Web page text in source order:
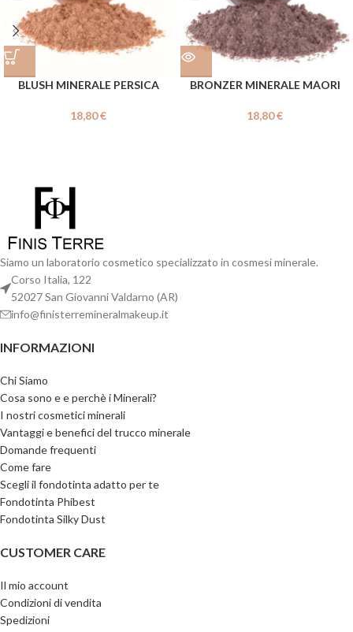
BLUSH MINERALE PERSICA
18,80€
BRONZER MINERALE MAORI
18,80€
Siamo un laboratorio cosmetico specializzato in cosmesi minerale.
Corso Italia, 122
52027 San Giovanni Valdarno (AR)
info@finisterremineralmakeup.it
INFORMAZIONI
Chi Siamo
Cosa sono e e perchè i Minerali?
I nostri cosmetici minerali
Vantaggi e benefici del trucco minerale
Domande frequenti
Come fare
Scegli il fondotinta adatto per te
Fondotinta Phibest
Fondotinta Silky Dust
CUSTOMER CARE
Il mio account
Condizioni di vendita
Spedizioni